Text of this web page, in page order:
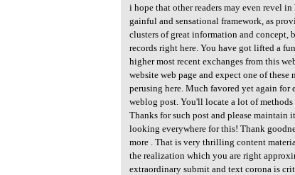
i hope that other readers may even revel
gainful and sensational framework, as
clusters of great information and
records right here. You have got lifted a
higher most recent exchanges from this
website web page and expect one of
perusing here. Much favored yet again for
weblog post. You'll locate a lot of
Thanks for such post and please maintain
looking everywhere for this! Thank
more . That is very thrilling content
the realization which you are right
extraordinary submit and text corona is